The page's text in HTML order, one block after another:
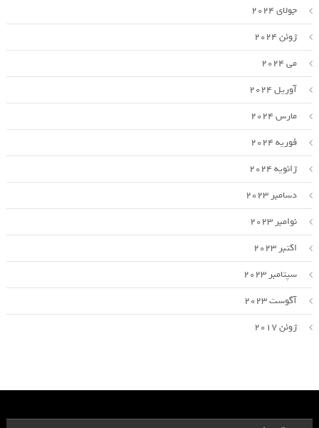
جولای 2024
ژوئن 2024
می 2024
آوریل 2024
مارس 2024
فوریه 2024
ژانویه 2024
دسامبر 2023
نوامبر 2023
اکتبر 2023
سپتامبر 2023
آگوست 2023
ژوئن 2017